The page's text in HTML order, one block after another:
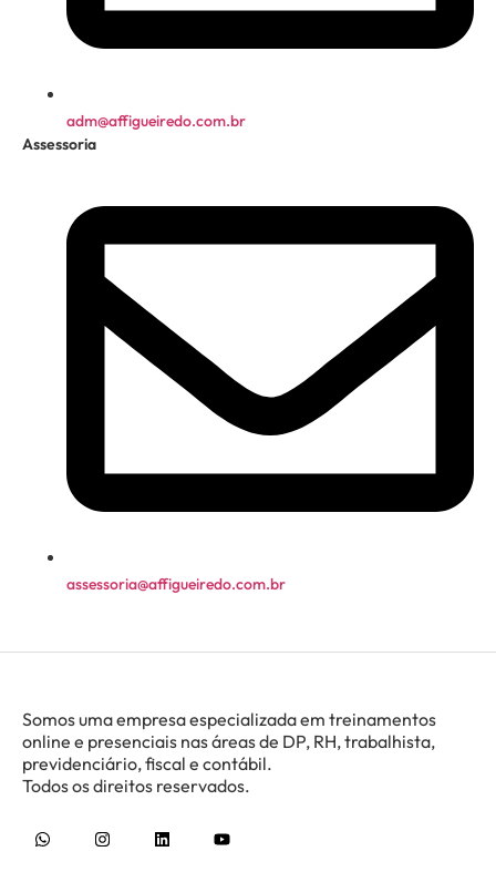
adm@affigueiredo.com.br
Assessoria
assessoria@affigueiredo.com.br
Somos uma empresa especializada em treinamentos
online e presenciais nas áreas de DP, RH, trabalhista,
previdenciário, fiscal e contábil.
Todos os direitos reservados.